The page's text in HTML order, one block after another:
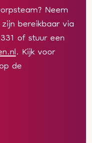
Neem
bereikbaar via
of stuur een
. Kijk voor
de